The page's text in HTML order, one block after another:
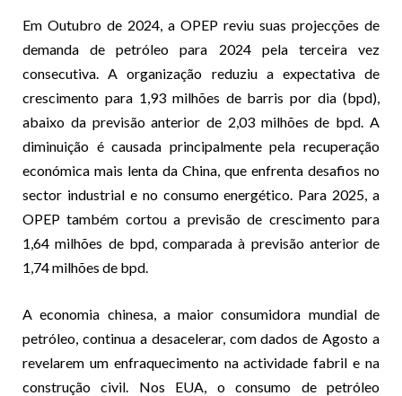
Em Outubro de 2024, a OPEP reviu suas projecções de
demanda de petróleo para 2024 pela terceira vez
consecutiva. A organização reduziu a expectativa de
crescimento para 1,93 milhões de barris por dia (bpd),
abaixo da previsão anterior de 2,03 milhões de bpd. A
diminuição é causada principalmente pela recuperação
económica mais lenta da China, que enfrenta desafios no
sector industrial e no consumo energético. Para 2025, a
OPEP também cortou a previsão de crescimento para
1,64 milhões de bpd, comparada à previsão anterior de
1,74 milhões de bpd.
A economia chinesa, a maior consumidora mundial de
petróleo, continua a desacelerar, com dados de Agosto a
revelarem um enfraquecimento na actividade fabril e na
construção civil. Nos EUA, o consumo de petróleo